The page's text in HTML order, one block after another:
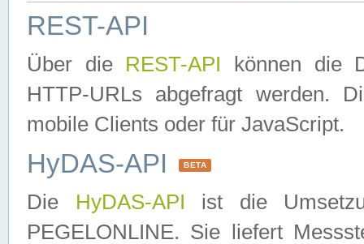
REST-API
Über die REST-API können die
HTTP-URLs abgefragt werden.
mobile Clients oder für JavaScript.
HyDAS-API BETA
Die HyDAS-API ist die
PEGELONLINE. Sie liefert